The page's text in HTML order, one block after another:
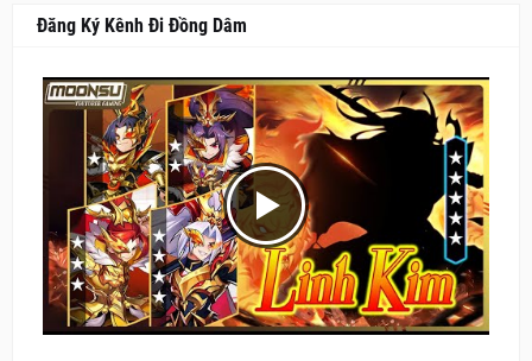
Đăng Ký Kênh Đi Đồng Dâm